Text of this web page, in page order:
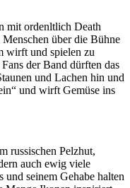
mit ordenltlich Death
über die Bühne
wirft und spielen zu
der Band dürften das
und Lachen hin und
und wirft Gemüse ins
russischen Pelzhut,
auch ewig viele
seinem Gehabe halten